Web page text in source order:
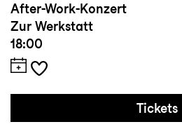
After-Work-Konzert
Zur Werkstatt
18:00
Tickets